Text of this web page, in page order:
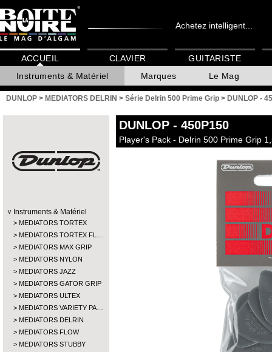
Achetez intelligent...
ACCUEIL
Instruments & Matériel
Marques Le Mag
CLAVIER GUITARISTE
DUNLOP > MEDIATORS DELRIN > Série Delrin 500 Prime Grip > DUNLOP -
Instruments & Matériel
MEDIATORS TORTEX
MEDIATORS TORTEX FL…
MEDIATORS MAX GRIP
MEDIATORS NYLON
MEDIATORS JAZZ
MEDIATORS GATOR GRIP
MEDIATORS ULTEX
MEDIATORS VARIETY PA…
MEDIATORS DELRIN
MEDIATORS FLOW
MEDIATORS STUBBY
DUNLOP - 450P150
Player's Pack - Delrin 500 Prime Grip